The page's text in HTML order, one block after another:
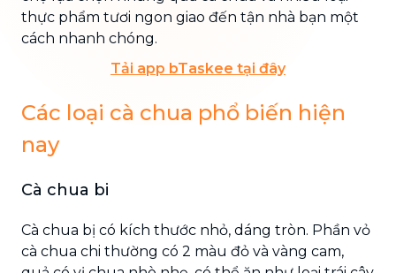
thực phẩm tươi ngon giao đến tận nhà bạn một
cách nhanh chóng.
Tải app bTaskee tại đây
Các loại cà chua phổ biến hiện
nay
Cà chua bi
Cà chua bị có kích thước nhỏ, dáng tròn. Phần vỏ
cà chua chi thường có 2 màu đỏ và vàng cam,